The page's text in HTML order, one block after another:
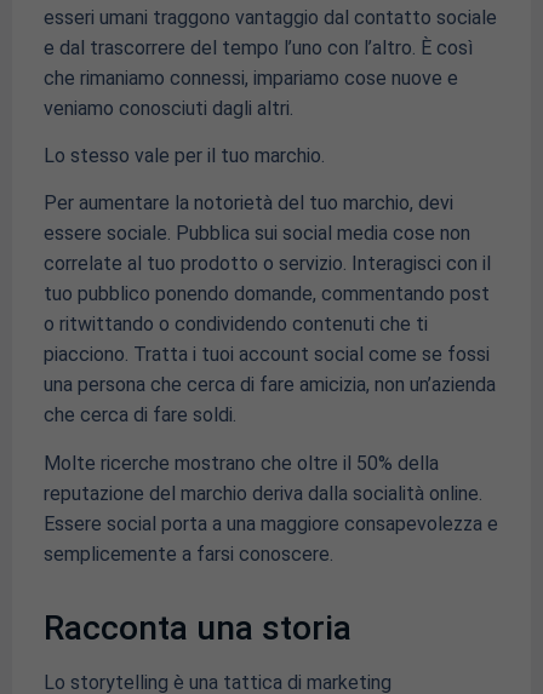
esseri umani traggono vantaggio dal contatto sociale
e dal trascorrere del tempo l’uno con l’altro. È così
che rimaniamo connessi, impariamo cose nuove e
veniamo conosciuti dagli altri.
Lo stesso vale per il tuo marchio.
Per aumentare la notorietà del tuo marchio, devi
essere sociale. Pubblica sui social media cose non
correlate al tuo prodotto o servizio. Interagisci con il
tuo pubblico ponendo domande, commentando post
o ritwittando o condividendo contenuti che ti
piacciono. Tratta i tuoi account social come se fossi
una persona che cerca di fare amicizia, non un’azienda
che cerca di fare soldi.
Molte ricerche mostrano che oltre il 50% della
reputazione del marchio deriva dalla socialità online.
Essere social porta a una maggiore consapevolezza e
semplicemente a farsi conoscere.
Racconta una storia
Lo storytelling è una tattica di marketing